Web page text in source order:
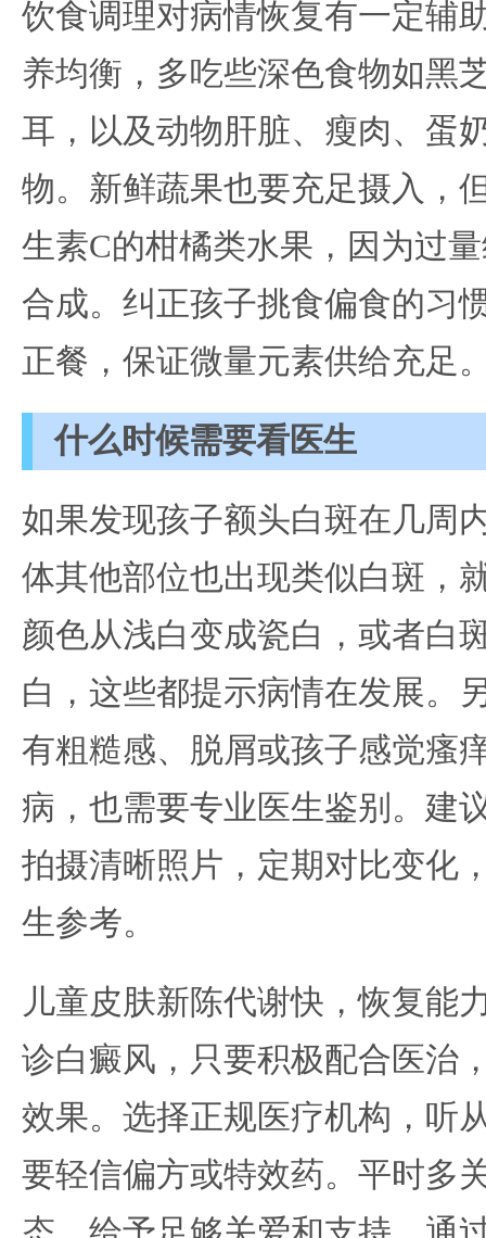
饮食调理对病情恢复有一定辅
养均衡，多吃些深色食物如黑
耳，以及动物肝脏、瘦肉、蛋
物。新鲜蔬果也要充足摄入，
生素C的柑橘类水果，因为过
合成。纠正孩子挑食偏食的习
正餐，保证微量元素供给充足
什么时候需要看医生
如果发现孩子额头白斑在几周
体其他部位也出现类似白斑，
颜色从浅白变成瓷白，或者白
白，这些都提示病情在发展。
有粗糙感、脱屑或孩子感觉瘙
病，也需要专业医生鉴别。建
拍摄清晰照片，定期对比变化
生参考。
儿童皮肤新陈代谢快，恢复能
诊白癜风，只要积极配合医治
效果。选择正规医疗机构，听
要轻信偏方或特效药。平时多